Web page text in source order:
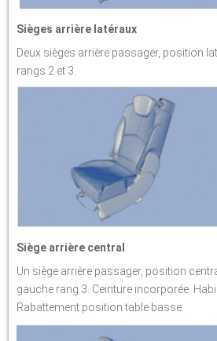
Sièges arrière latéraux
Deux sièges arrière passager, position
rangs 2 et 3.
Siège arrière central
Un siège arrière passager, position
gauche rang 3. Ceinture incorporée.
Rabattement position table basse.